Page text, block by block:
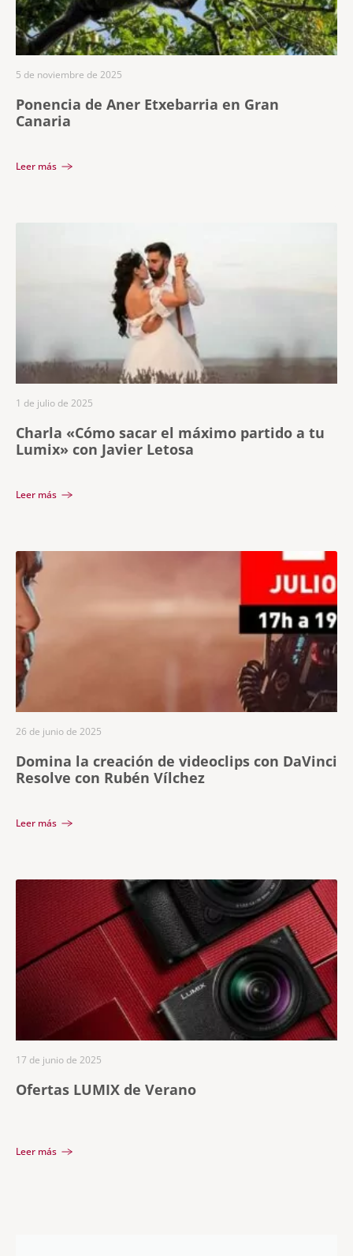
Ponencia de Aner Etxebarria en Gran
Canaria
Leer más
5 de noviembre de 2025
Charla «Cómo sacar el máximo partido a tu
Lumix» con Javier Letosa
Leer más
1 de julio de 2025
Domina la creación de videoclips con DaVinci
Resolve con Rubén Vílchez
Leer más
26 de junio de 2025
Ofertas LUMIX de Verano
Leer más
17 de junio de 2025